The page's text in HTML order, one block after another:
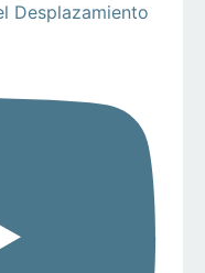
Desplazamiento